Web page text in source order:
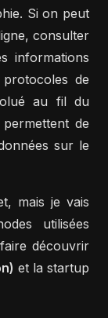
Si on peut
consulter
informations
de
au fil du
de
sur le
mais je vais
utilisées
découvrir
et la startup